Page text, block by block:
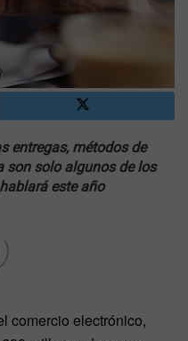
entregas, métodos de
son solo algunos de los
este año
comercio electrónico,